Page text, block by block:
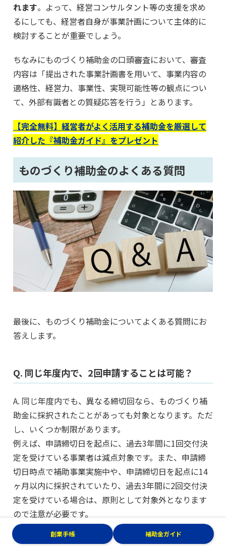
れます。よって、経営コンサルタント等の支援を求め
るにしても、経営者自身が事業計画について主体的に
検討することが重要でしょう。
ちなみにものづくり補助金の口頭審査において、審査
内容は「提出された事業計画書を用いて、事業内容の
適格性、経営力、事業性、実現可能性等の観点につい
て、外部有識者との質疑応答を行う」とあります。
【完全無料】経営者がよく活用する補助金を厳選して
紹介した『補助金ガイド』をプレゼント
ものづくり補助金のよくある質問
最後に、ものづくり補助金についてよくある質問にお
答えします。
Q. 同じ年度内で、2回申請することは可能？
A. 同じ年度内でも、異なる締切回なら、ものづくり補
助金に採択されたことがあっても対象となります。ただ
し、いくつか制限があります。
例えば、申請締切日を起点に、過去3年間に1回交付決
定を受けている事業者は減点対象です。また、申請締
切日時点で補助事業実施中や、申請締切日を起点に14
ヶ月以内に採択されていたり、過去3年間に2回交付決
定を受けている場合は、原則として対象外となります
ので注意が必要です。
また、同一締め切り回において、複数申請を行うこと
創業手帳 補助金ガイド